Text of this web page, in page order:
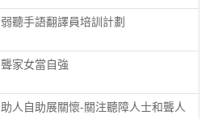
弱聽手語翻譯員培訓計劃
聾家女當自強
助人自助展關懷-關注聽障人士和聾人